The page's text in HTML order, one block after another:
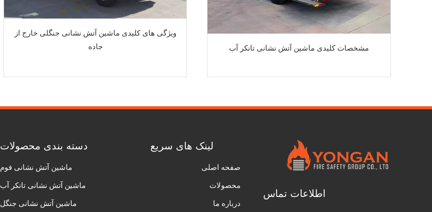
مشخصات کلیدی ماشین آتش نشانی تانکر آب
ویژگی های کلیدی ماشین آتش نشانی جنگلی خارج از
جاده
اطلاعات تماس
لینک های سریع
صفحه اصلی
محصولات
درباره ما
دسته بندی محصولات
ماشین آتش نشانی فوم
ماشین آتش نشانی تانکر آب
ماشین آتش نشانی جنگل